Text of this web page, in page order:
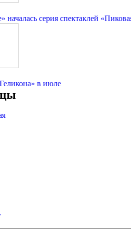
началась серия спектаклей
в июле